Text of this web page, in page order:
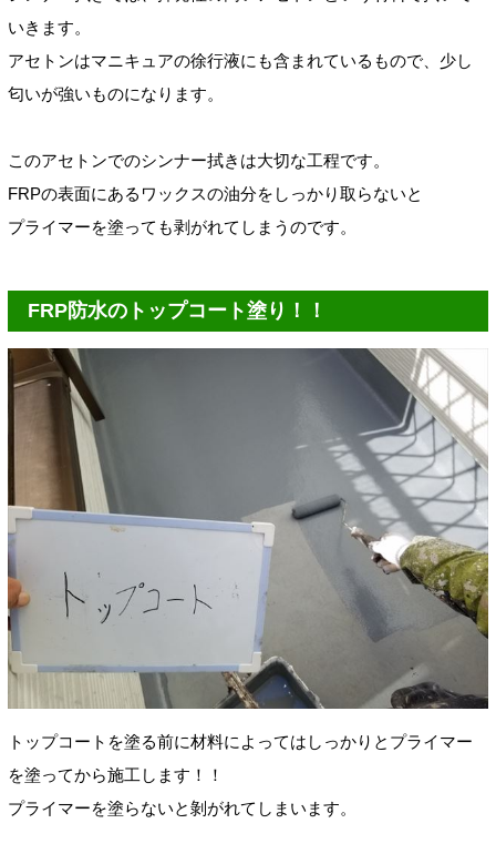
いきます。
アセトンはマニキュアの徐行液にも含まれているもので、少し
匂いが強いものになります。
このアセトンでのシンナー拭きは大切な工程です。
FRPの表面にあるワックスの油分をしっかり取らないと
プライマーを塗っても剥がれてしまうのです。
FRP防水のトップコート塗り！！
トップコートを塗る前に材料によってはしっかりとプライマー
を塗ってから施工します！！
プライマーを塗らないと剝がれてしまいます。